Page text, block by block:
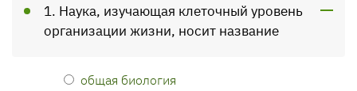
1. Наука, изучающая клеточный уровень
организации жизни, носит название
общая биология